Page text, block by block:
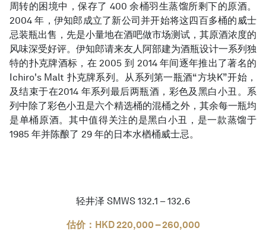
周转的困境中，保存了 400 余桶羽生蒸馏所剩下的原酒。
2004 年，伊知郎成立了新公司并开始将这四百多桶的威士
忌装瓶出售，先是小量地在酒吧做市场测试，其原酒浓度的
风味深受好评。伊知郎请来友人阿部建为酒瓶设计一系列独
特的扑克牌酒标，在 2005 到 2014 年间逐年推出了著名的
Ichiro's Malt 扑克牌系列。从系列第一瓶酒“方块K”开始，
及结束于在2014 年系列最后两瓶酒，彩色及黑白小丑。系
列中除了彩色小丑是六个精选桶的混桶之外，其余每一瓶均
是单桶原酒。其中值得关注的是黑白小丑，是一款蒸馏于
1985 年并陈酿了 29 年的日本水楢桶威士忌。
轻井泽 SMWS 132.1 – 132.6
估价：HKD 220,000 – 260,000